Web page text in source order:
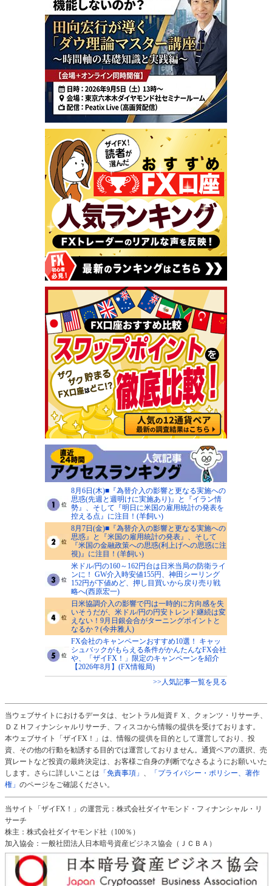
8月6日(木)■『為替介入の影響と更なる実施への
思惑(先週と週明けに実施あり)』と『イラン情
勢』、そして『明日に米国の雇用統計の発表を
控える点』に注目！(羊飼い)
8月7日(金)■『為替介入の影響と更なる実施への
思惑』と『米国の雇用統計の発表』、そして
『米国の金融政策への思惑(利上げへの思惑に注
視)』に注目！(羊飼い)
米ドル/円の160～162円台は日米当局の防衛ライ
ンに！ GW介入時安値155円、神田シーリング
152円が下値めど、押し目買いから戻り売り戦
略へ(西原宏一)
日米協調介入の影響で円は一時的に方向感を失
いそうだが、米ドル/円の円安トレンド継続は変
えない！9月日銀会合がターニングポイントと
なるか？(今井雅人)
FX会社のキャンペーンおすすめ10選！ キャッ
シュバックがもらえる条件がかんたんなFX会社
や、「ザイFX！」限定のキャンペーンを紹介
【2026年8月】(FX情報局)
>>人気記事一覧を見る
当ウェブサイトにおけるデータは、セントラル短資ＦＸ、クォンツ・リサーチ、
ＤＺＨフィナンシャルリサーチ、フィスコから情報の提供を受けております。
本ウェブサイト「ザイFX！」は、情報の提供を目的として運営しており、投
資、その他の行動を勧誘する目的では運営しておりません。通貨ペアの選択、売
買レートなど投資の最終決定は、お客様ご自身の判断でなさるようにお願いいた
します。さらに詳しいことは 「免責事項」 、
「プライバシー・ポリシー、著作
権」 のページをご確認ください。
当サイト「ザイFX！」の運営元：株式会社ダイヤモンド・フィナンシャル・リ
サーチ
株主：株式会社ダイヤモンド社（100％）
加入協会：一般社団法人日本暗号資産ビジネス協会（ＪＣＢＡ）